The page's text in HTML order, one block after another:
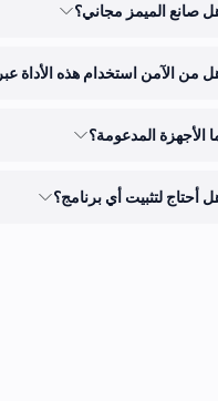
صانع الميمز مجاني؟
من الآمن استخدام هذه الأداة
الأجهزة المدعومة؟
أحتاج لتثبيت أي برنامج؟